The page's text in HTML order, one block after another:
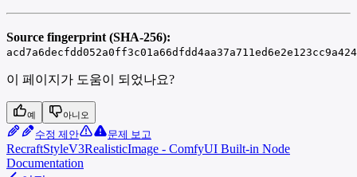
Source fingerprint (SHA-256):
이 페이지가 도움이 되었나요?
예 아니오
수정 제안 문제 보고
RecraftStyleV3RealisticImage - ComfyUI Built-in Node
Documentation